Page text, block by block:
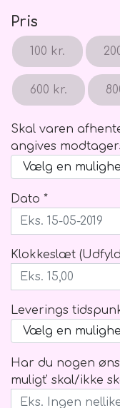
Pris
100 kr.
600 kr.
Skal varen
angives
Dato *
Klokkeslæt
Leverings
Har du nogen
muligt' skal/ikke